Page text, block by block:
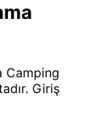
kişiye
akşamları
Camping
Giriş